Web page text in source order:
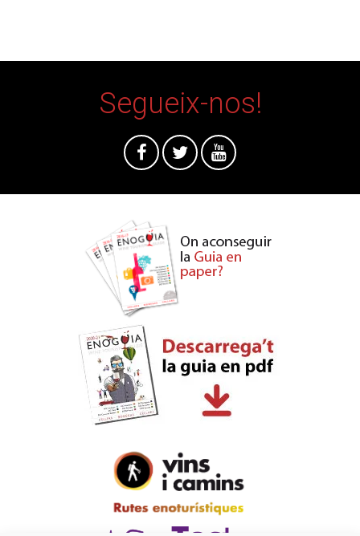
Segueix-nos!